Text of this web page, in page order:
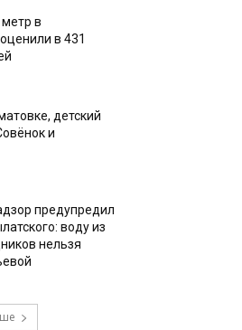
в
в 431
детский
и
предупредил
воду из
нельзя